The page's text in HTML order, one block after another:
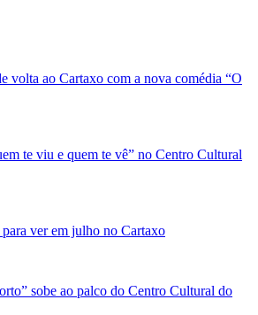
volta ao Cartaxo com a nova comédia “O
te viu e quem te vê” no Centro Cultural
ver em julho no Cartaxo
sobe ao palco do Centro Cultural do